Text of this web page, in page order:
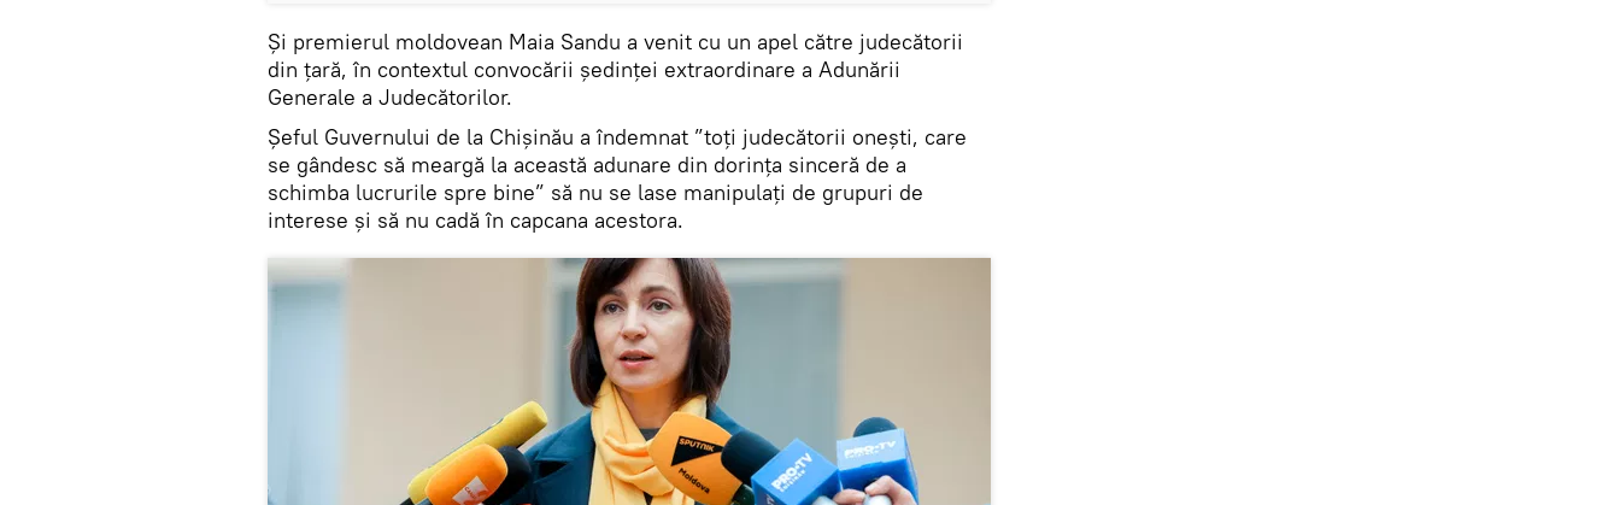
Și premierul moldovean Maia Sandu a venit cu un apel către judecătorii
din țară, în contextul convocării ședinței extraordinare a Adunării
Generale a Judecătorilor.
Șeful Guvernului de la Chișinău a îndemnat ”toți judecătorii onești, care
se gândesc să meargă la această adunare din dorința sinceră de a
schimba lucrurile spre bine” să nu se lase manipulați de grupuri de
interese și să nu cadă în capcana acestora.